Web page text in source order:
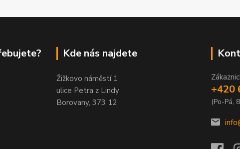
Kde nás najdete
Žižkovo náměstí 1
ulice Petra z Lindy
Borovany, 373 12
+420
(Po-Pá,